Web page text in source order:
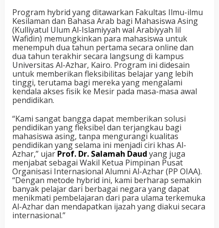
Program hybrid yang ditawarkan Fakultas Ilmu-ilmu
Kesilaman dan Bahasa Arab bagi Mahasiswa Asing
(Kulliyatul Ulum Al-Islamiyyah wal Arabiyyah lil
Wafidin) memungkinkan para mahasiswa untuk
menempuh dua tahun pertama secara online dan
dua tahun terakhir secara langsung di kampus
Universitas Al-Azhar, Kairo. Program ini didesain
untuk memberikan fleksibilitas belajar yang lebih
tinggi, terutama bagi mereka yang mengalami
kendala akses fisik ke Mesir pada masa-masa awal
pendidikan.
“Kami sangat bangga dapat memberikan solusi
pendidikan yang fleksibel dan terjangkau bagi
mahasiswa asing, tanpa mengurangi kualitas
pendidikan yang selama ini menjadi ciri khas Al-
Azhar,” ujar Prof. Dr. Salamah Daud yang juga
menjabat sebagai Wakil Ketua Pimpinan Pusat
Organisasi Internasional Alumni Al-Azhar (PP OIAA).
“Dengan metode hybrid ini, kami berharap semakin
banyak pelajar dari berbagai negara yang dapat
menikmati pembelajaran dari para ulama terkemuka
Al-Azhar dan mendapatkan ijazah yang diakui secara
internasional.”